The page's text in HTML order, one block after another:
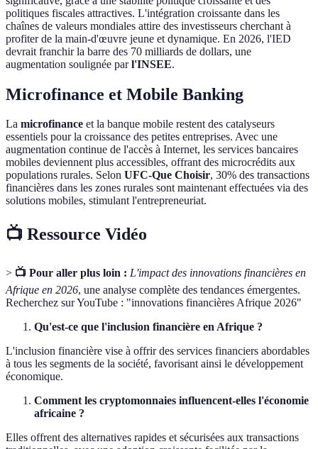
politiques fiscales attractives. L'intégration croissante dans les
chaînes de valeurs mondiales attire des investisseurs cherchant à
profiter de la main-d'œuvre jeune et dynamique. En 2026, l'IED
devrait franchir la barre des 70 milliards de dollars, une
augmentation soulignée parl'INSEE.
Microfinance et Mobile Banking
La microfinance et la banque mobile restent des catalyseurs
essentiels pour la croissance des petites entreprises. Avec une
augmentation continue de l'accès à Internet, les services bancaires
mobiles deviennent plus accessibles, offrant des microcrédits aux
populations rurales. Selon UFC-Que Choisir, 30% des transactions
financières dans les zones rurales sont maintenant effectuées via des
solutions mobiles, stimulant l'entrepreneuriat.
📺 Ressource Vidéo
> 📺 Pour aller plus loin : L'impact des innovations financières en
Afrique en 2026, une analyse complète des tendances émergentes.
Recherchez sur YouTube : "innovations financières Afrique 2026"
Qu'est-ce que l'inclusion financière en Afrique ?
L'inclusion financière vise à offrir des services financiers abordables
à tous les segments de la société, favorisant ainsi le développement
économique.
Comment les cryptomonnaies influencent-elles l'économie
africaine ?
Elles offrent des alternatives rapides et sécurisées aux transactions